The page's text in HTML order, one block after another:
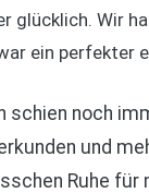
glücklich. Wir
ein perfekter
schien noch
und
Ruhe für